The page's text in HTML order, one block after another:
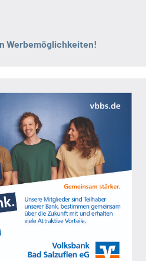
Werbemöglichkeiten!